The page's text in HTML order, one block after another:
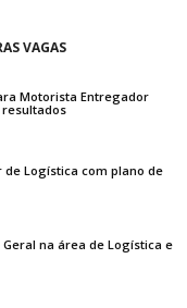
VAGAS
Motorista Entregador
Logística com plano de
na área de Logística e